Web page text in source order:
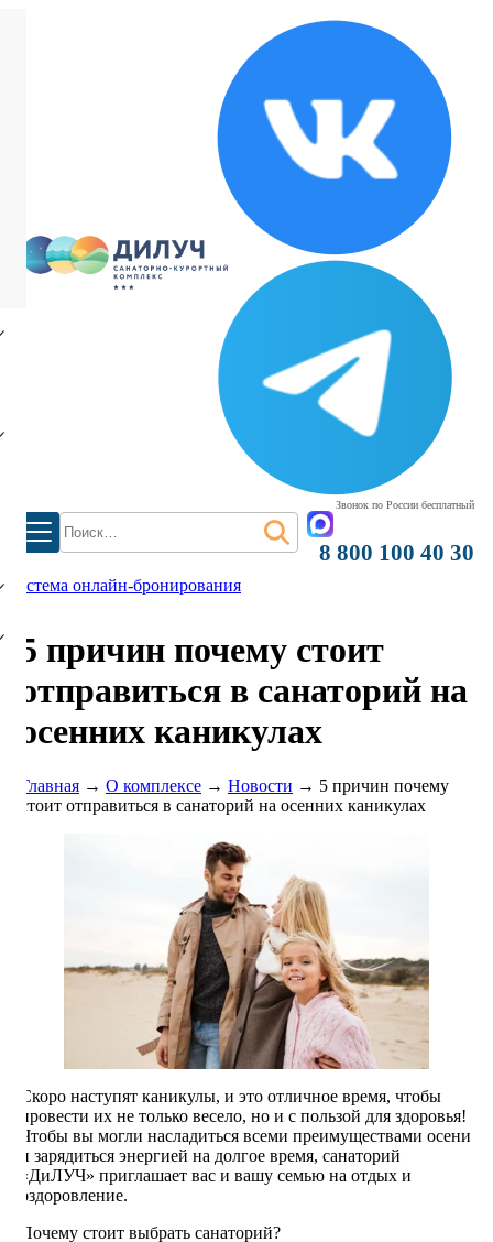
Найти:
Звонок по России бесплатный
8 800 100 40 30
система онлайн-бронирования
5 причин почему стоит
отправиться в санаторий на
осенних каникулах
Главная → О комплексе → Новости → 5 причин почему
стоит отправиться в санаторий на осенних каникулах
Скоро наступят каникулы, и это отличное время, чтобы
провести их не только весело, но и с пользой для здоровья!
Чтобы вы могли насладиться всеми преимуществами осени
и зарядиться энергией на долгое время, санаторий
«ДиЛУЧ» приглашает вас и вашу семью на отдых и
оздоровление.
Почему стоит выбрать санаторий?